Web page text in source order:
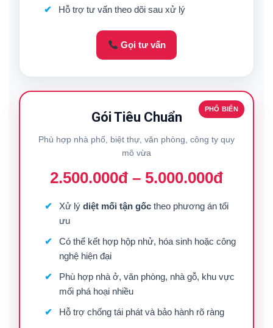
Hỗ trợ tư vấn theo dõi sau xử lý
Gọi tư vấn
PHỔ BIẾN
Gói Tiêu Chuẩn
Phù hợp nhà phố, biệt thự, văn phòng, công ty quy
mô vừa
2.500.000đ – 5.000.000đ
Xử lý diệt mối tận gốctheo phương án tối
ưu
Có thể kết hợp hộp nhử, hóa sinh hoặc công
nghệ hiện đại
Phù hợp nhà ở, văn phòng, nhà gỗ, khu vực
mối phá hoại nhiều
Hỗ trợ chống tái phát và bảo hành rõ ràng